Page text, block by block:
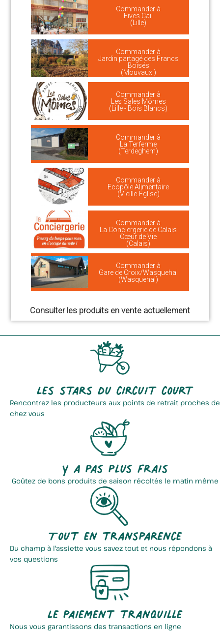
Commander à
Fives Cail
(Lille)
Commander à
Jardin partagé des Francs
Boisés
(Mouvaux )
Commander à
Les Sales Mômes
(Lille - Bois Blancs)
Commander à
La Terferme
(Terdeghem)
Commander à
Ecopôle Alimentaire
(Vieille-Église)
Commander à
La Conciergerie de Calais
Cœur de Vie
(Calais)
Commander à
Gare de Croix/Wasquehal
(Wasquehal)
Consulter les produits en vente actuellement
Les stars du circuit court
Rencontrez les producteurs aux points de retrait proches de
chez vous
Y a pas plus frais
Goûtez de bons produits de saison récoltés le matin même
Tout en transparence
Du champ à l'assiette vous savez tout et nous répondons à
vos questions
Le paiement tranquille
Nous vous garantissons des transactions en ligne